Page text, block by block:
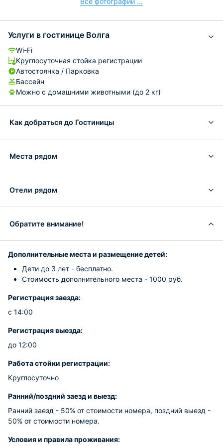
Услуги в гостинице Волга
Wi-Fi
Круглосуточная стойка регистрации
Автостоянка / Парковка
Бассейн
Можно с домашними животными (до 2 кг)
Как добраться до Гостиницы
Места рядом
Отели рядом
Обратите внимание!
Дополнительные места и размещение детей:
Дети до 3 лет - бесплатно.
Стоимость дополнительного места - 1000 руб.
Регистрация заезда:
с 14:00
Регистрация выезда:
до 12:00
Работа стойки регистрации:
Круглосуточно
Ранний/поздний заезд и выезд:
Ранний заезд - 50% от стоимости номера, поздний выезд -
50% от стоимости номера.
Условия и правила проживания: